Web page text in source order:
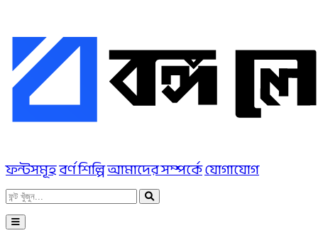
ফন্টসমূহবর্ণ শিল্পিআমাদের সম্পর্কেযোগাযোগ